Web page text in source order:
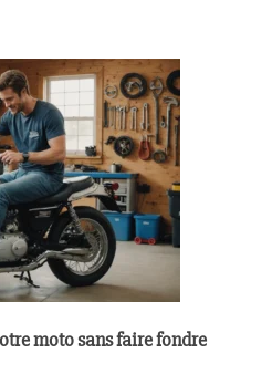
moto sans faire fondre